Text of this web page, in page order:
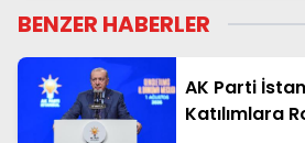
BENZER HABERLER
AK Parti
Katılımlara